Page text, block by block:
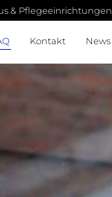
& Pflegeeinrichtungen
Kontakt News